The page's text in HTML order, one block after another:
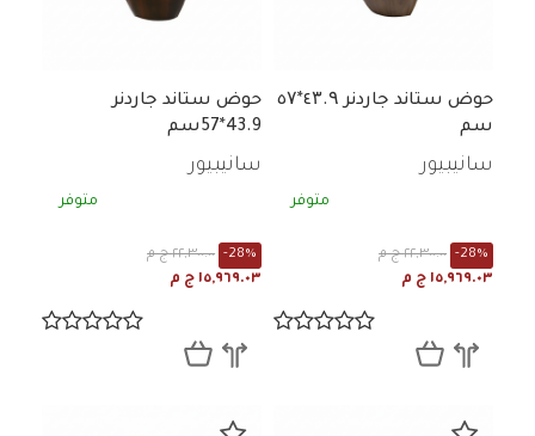
حوض ستاند جاردنر ٤۳.۹*٥۷
سم
سانيبيور
متوفر
٢٢,٣٠٠.٠٠ ج م -28%
١٥,٩٦٩.٠٣ ج م
حوض ستاند جاردنر
43.9*57سم
سانيبيور
متوفر
٢٢,٣٠٠.٠٠ ج م -28%
١٥,٩٦٩.٠٣ ج م